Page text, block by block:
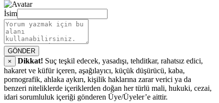
İsim
GÖNDER
×
Dikkat! Suç teşkil edecek, yasadışı, tehditkar, rahatsız edici,
hakaret ve küfür içeren, aşağılayıcı, küçük düşürücü, kaba,
pornografik, ahlaka aykırı, kişilik haklarına zarar verici ya da
benzeri niteliklerde içeriklerden doğan her türlü mali, hukuki, cezai,
idari sorumluluk içeriği gönderen Üye/Üyeler’e aittir.